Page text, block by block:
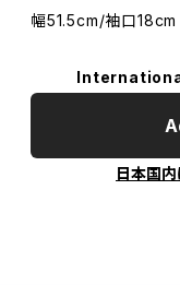
幅51.5cm/袖口18cm
日本国